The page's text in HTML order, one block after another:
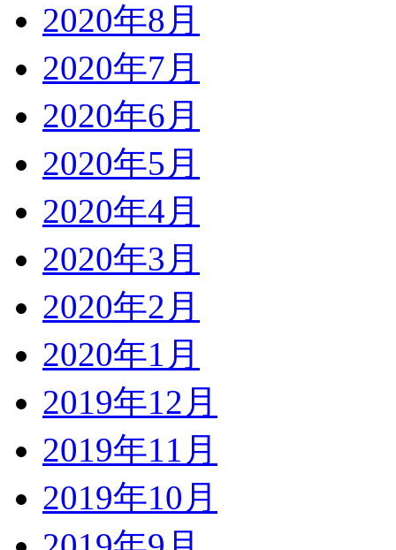
2020年8月
2020年7月
2020年6月
2020年5月
2020年4月
2020年3月
2020年2月
2020年1月
2019年12月
2019年11月
2019年10月